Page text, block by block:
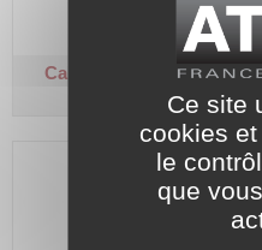
Prix : 139,20 €
Cale d'encoche demi
Ce site
cookies
le
que